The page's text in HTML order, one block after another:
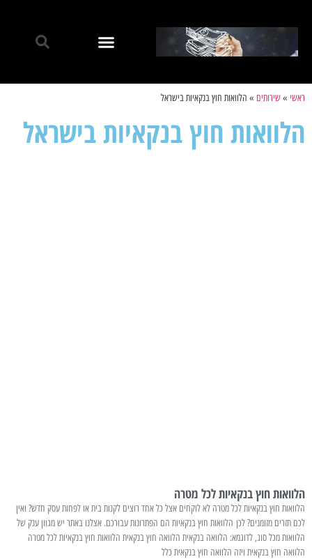
ראשי »שירותים » הלוואות חוץ בנקאיות בישראל
הלוואות חוץ בנקאיות בישראל
הלוואות חוץ בנקאיות לכל מטרה
הלוואות חוץ בנקאיות לכל מטרה לא לוקחים אצל כל אחד רוצים לקנות בית או לפחות עסק חדש? ואין
לכם תזרים מזומנים? לכן הלוואות חוץ בנקאיות הם הפתרונות עבורכם. אצלנו באתר יש מגוון ענק של
הלוואות מכל סוג, לדוגמא: הלוואה בנקאית הלוואה חוץ בנקאית הלוואות חוץ בנקאיות לכל מטרה
הלוואה חוץ בנקאית ויזה הלוואה חוץ בנקאית כלל